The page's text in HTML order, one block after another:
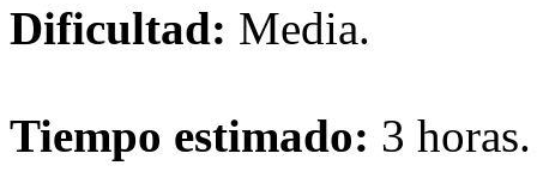
Dificultad: Media.
Tiempo estimado: 3 horas.